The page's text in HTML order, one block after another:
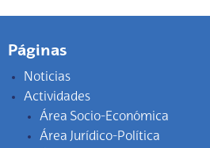
Páginas
Noticias
Actividades
Área Socio-Económica
Área Jurídico-Política